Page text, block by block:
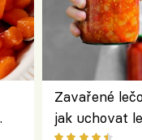
Zavařené
jak uchovat